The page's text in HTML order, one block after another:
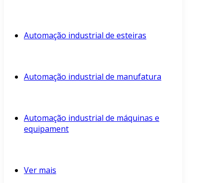
Automação industrial de esteiras
Automação industrial de manufatura
Automação industrial de máquinas e
equipament
Ver mais